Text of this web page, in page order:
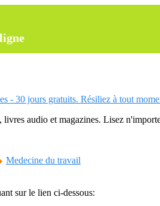
- 30 jours gratuits. Résiliez à tout
audio et magazines. Lisez
Medecine du travail
sur le lien ci-dessous: